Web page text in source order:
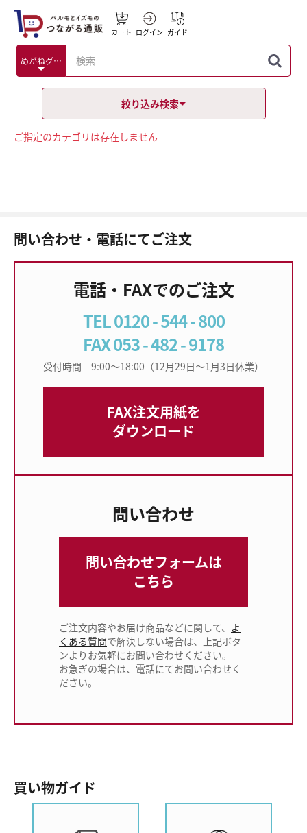
カート ログイン ガイド
絞り込み検索
ご指定のカテゴリは存在しません
問い合わせ・電話にてご注文
電話・FAXでのご注文
TEL 0120 - 544 - 800
FAX 053 - 482 - 9178
受付時間 9:00〜18:00（12月29日〜1月3日休業）
FAX注文用紙を
ダウンロード
問い合わせ
問い合わせフォームは
こちら
ご注文内容やお届け商品などに関して、 よ
くある質問で解決しない場合は、上記ボタ
ンよりお気軽にお問い合わせください。
お急ぎの場合は、電話にてお問い合わせく
ださい。
買い物ガイド